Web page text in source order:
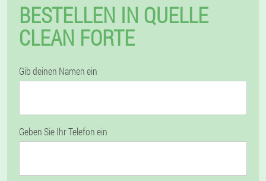
BESTELLEN IN QUELLE
CLEAN FORTE
Gib deinen Namen ein
Geben Sie Ihr Telefon ein